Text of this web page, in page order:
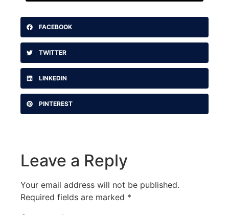
FACEBOOK
TWITTER
LINKEDIN
PINTEREST
Leave a Reply
Your email address will not be published.
Required fields are marked *